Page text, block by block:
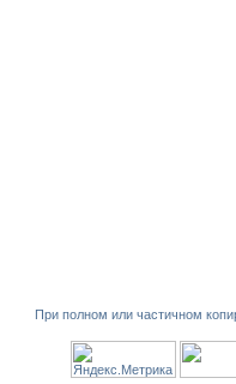
При полном или частичном